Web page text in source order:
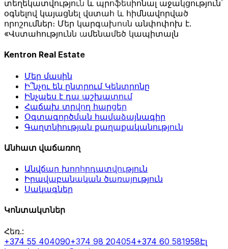
տեղեկատվություն և պրոֆեսիոնալ աջակցություն՝
օգնելով կայացնել վստահ և հիմնավորված
որոշումներ։ Մեր կարգախոսն անփոփոխ է.
«Վստահությունն ամենամեծ կապիտալն
Kentron Real Estate
Մեր մասին
Ի՞նչու են ընտրում Կենտրոնը
Ինչպես է դա աշխատում
Հաճախ տրվող հարցեր
Օգտագործման համաձայնագիր
Գաղտնիության քաղաքականություն
Անհատ վաճառող
Անվճար խորհրդատվություն
Իրավաբանական ծառայություն
Սակագներ
Կոնտակտներ
Հեռ.:
+374 55 404090+374 98 204054+374 60 581958Էլ